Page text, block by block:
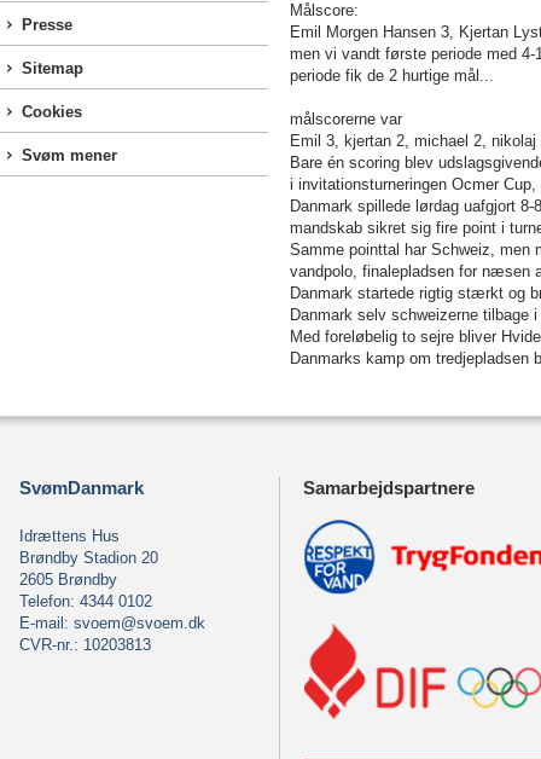
Presse
Sitemap
Cookies
Svøm mener
Målscore:
Emil Morgen Hansen 3, Kjertan
men vi vandt første periode med
periode fik de 2 hurtige mål...
målscorerne var
Emil 3, kjertan 2, michael 2, nikolaj
Bare én scoring blev
i invitationsturneringen Ocmer
Danmark spillede lørdag uafgjort
mandskab sikret sig fire point i
Samme pointtal har Schweiz, men
vandpolo, finalepladsen for næsen
Danmark startede rigtig stærkt og
Danmark selv schweizerne tilbage
Med foreløbelig to sejre bliver
Danmarks kamp om
SvømDanmark
Idrættens Hus
Brøndby Stadion 20
2605 Brøndby
Telefon: 4344 0102
E-mail: svoem@svoem.dk
CVR-nr.: 10203813
Samarbejdspartnere